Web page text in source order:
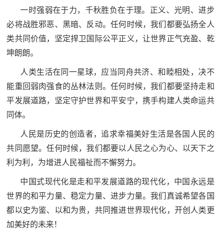
识
国
全
国
防
弟
子
兵
防
员
人
一时强弱在于力，千秋胜负在于理。正义、光明、进步
必将战胜邪恶、黑暗、反动。任何时候，我们都要弘扬全人
类共同价值，坚定捍卫国际公平正义，让世界正气充盈、乾
坤朗朗。
人类生活在同一星球，应当同舟共济、和睦相处，决不
能重回弱肉强食的丛林法则。任何时候，我们都要坚持走和
平发展道路，坚定守护世界和平安宁，携手构建人类命运共
同体。
人民是历史的创造者，追求幸福美好生活是各国人民的
共同愿望。任何时候，我们都要以人民之心为心、以天下之
利为利，为增进人民福祉而不懈努力。
中国式现代化是走和平发展道路的现代化，中国永远是
世界的和平力量、稳定力量、进步力量。我们真诚希望各国
都以史为鉴、以和为贵，共同推进世界现代化，开创人类更
加美好的未来！